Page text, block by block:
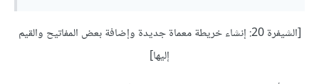
[الشيفرة 20: إنشاء خريطة معماة جديدة وإضافة بعض المفاتيح والقيم
إليها]